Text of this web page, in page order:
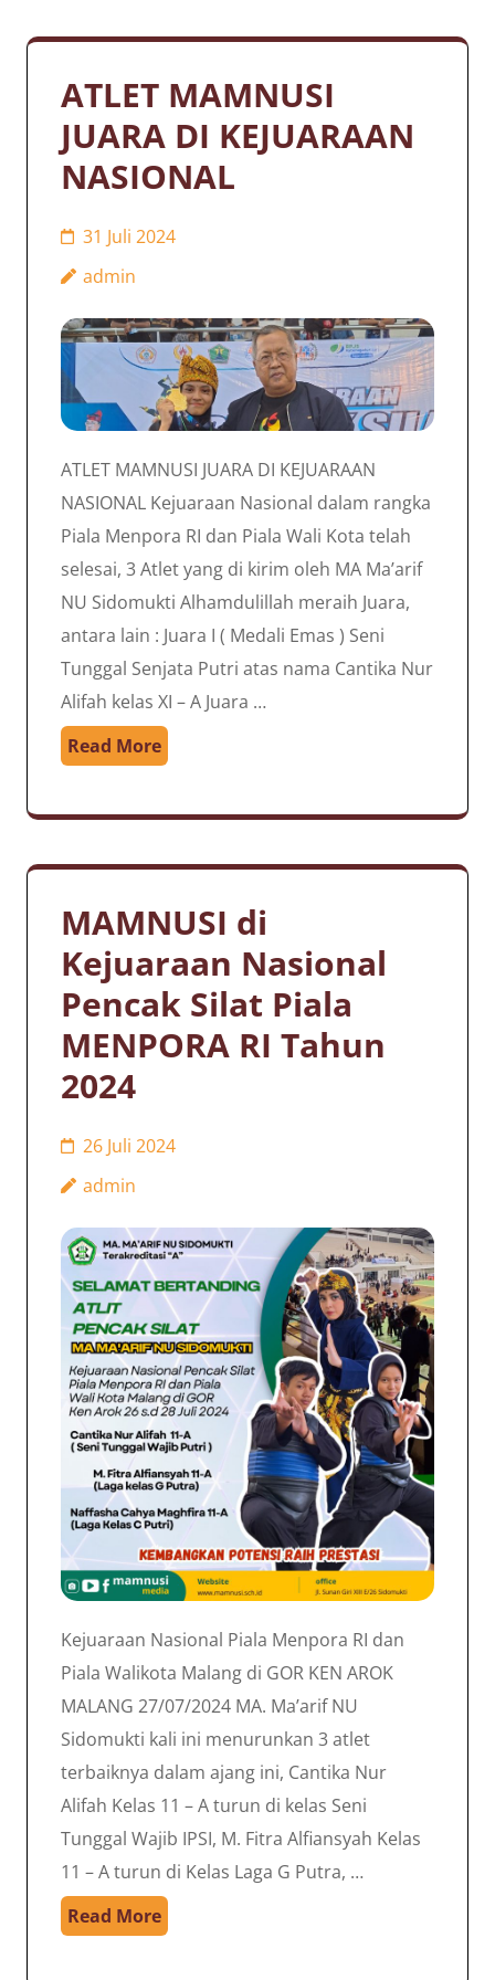
ATLET MAMNUSI
JUARA DI KEJUARAAN
NASIONAL
31 Juli 2024
admin
ATLET MAMNUSI JUARA DI KEJUARAAN
NASIONAL Kejuaraan Nasional dalam rangka
Piala Menpora RI dan Piala Wali Kota telah
selesai, 3 Atlet yang di kirim oleh MA Ma’arif
NU Sidomukti Alhamdulillah meraih Juara,
antara lain : Juara I ( Medali Emas ) Seni
Tunggal Senjata Putri atas nama Cantika Nur
Alifah kelas XI – A Juara …
Read More
MAMNUSI di
Kejuaraan Nasional
Pencak Silat Piala
MENPORA RI Tahun
2024
26 Juli 2024
admin
Kejuaraan Nasional Piala Menpora RI dan
Piala Walikota Malang di GOR KEN AROK
MALANG 27/07/2024 MA. Ma’arif NU
Sidomukti kali ini menurunkan 3 atlet
terbaiknya dalam ajang ini, Cantika Nur
Alifah Kelas 11 – A turun di kelas Seni
Tunggal Wajib IPSI, M. Fitra Alfiansyah Kelas
11 – A turun di Kelas Laga G Putra, …
Read More